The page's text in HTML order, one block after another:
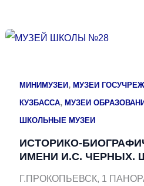
МИНИМУЗЕИ ,МУЗЕИ
КУЗБАССА,МУЗЕИ
ШКОЛЬНЫЕ МУЗЕИ
ИСТОРИКО-
ИМЕНИ И.С. ЧЕРНЫХ.
Г.ПРОКОПЬЕВСК, 1